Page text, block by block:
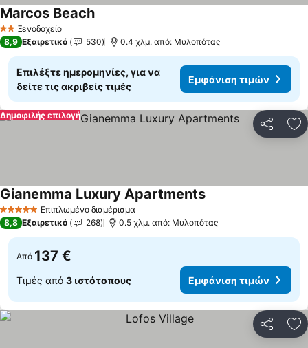
2 ΑστέριαΞενοδοχείο
Marcos BeachΕμφάνιση τιμών
8,9 Εξαιρετικό 530 0.4 χλμ. από: Μυλοπότας
Επιλέξτε ημερομηνίες, για να
δείτε τις ακριβείς τιμές
Εμφάνιση τιμών
Δημοφιλής επιλογή
5 Αστέρια Επιπλωμένο διαμέρισμα
Gianemma Luxury ApartmentsΕμφάνιση τιμών
8,8 Εξαιρετικό 268 0.5 χλμ. από: Μυλοπότας
Από 137 €
Τιμές από 3 ιστότοπους Εμφάνιση τιμών